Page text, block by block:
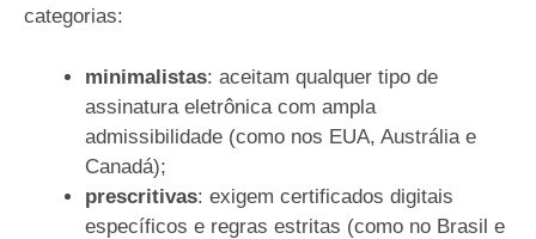
categorias:
minimalistas: aceitam qualquer tipo de
assinatura eletrônica com ampla
admissibilidade (como nos EUA, Austrália e
Canadá);
prescritivas: exigem certificados digitais
específicos e regras estritas (como no Brasil e